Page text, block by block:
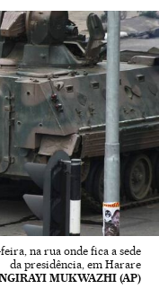
na rua onde fica a sede
da presidência, em Harare
MUKWAZHI (AP)